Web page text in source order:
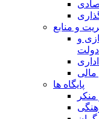
و منابع
و
مالی
پایگاه ها